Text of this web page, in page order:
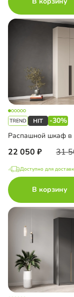
-30%
Распашной шкаф в
22 050 31
Доступно для
В корзину